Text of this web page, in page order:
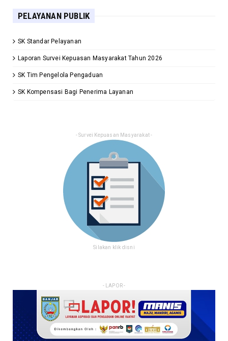
PELAYANAN PUBLIK
SK Standar Pelayanan
Laporan Survei Kepuasan Masyarakat Tahun 2026
SK Tim Pengelola Pengaduan
SK Kompensasi Bagi Penerima Layanan
- Survei Kepuasan Masyarakat -
Silakan klik disni
- LAPOR -